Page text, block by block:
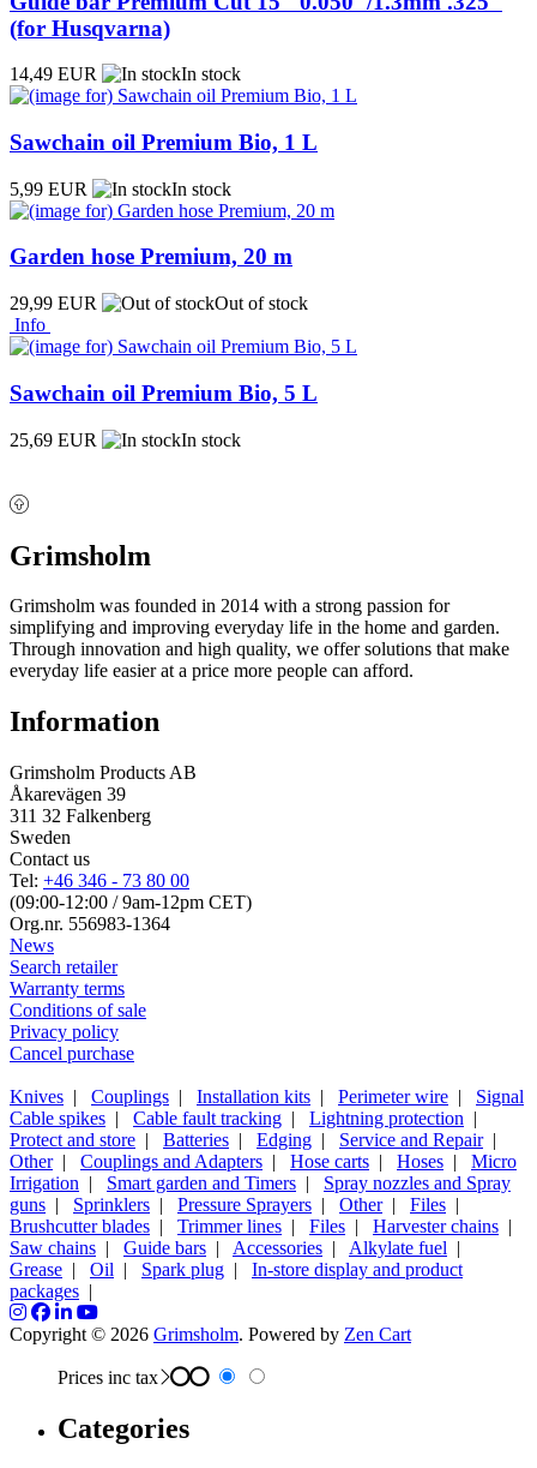
(for Husqvarna)
14,49 EUR In stock
Sawchain oil Premium Bio, 1 L
5,99 EUR In stock
Garden hose Premium, 20 m
29,99 EUR
Out of stock
Info
Sawchain oil Premium Bio, 5 L
25,69 EUR In stock
Grimsholm
Grimsholm was founded in 2014 with a strong passion for
simplifying and improving everyday life in the home and garden.
Through innovation and high quality, we offer solutions that make
everyday life easier at a price more people can afford.
Information
Grimsholm Products AB
Åkarevägen 39
311 32 Falkenberg
Sweden
Contact us
Tel: +46 346 - 73 80 00
(09:00-12:00 / 9am-12pm CET)
Org.nr. 556983-1364
News
Search retailer
Warranty terms
Conditions of sale
Privacy policy
Cancel purchase
Knives | Couplings | Installation kits | Perimeter wire | Signal
Cable spikes | Cable fault tracking | Lightning protection |
Protect and store | Batteries | Edging | Service and Repair|
Other| Couplings and Adapters | Hose carts | Hoses | Micro
Irrigation | Smart garden and Timers | Spray nozzles and Spray
guns | Sprinklers | Pressure Sprayers | Other| Files |
Brushcutter blades | Trimmer lines | Files | Harvester chains |
Saw chains | Guide bars | Accessories | Alkylate fuel |
Grease | Oil | Spark plug | In-store display and product
packages |
Copyright © 2026 Grimsholm. Powered by Zen Cart
Prices inc tax
Categories